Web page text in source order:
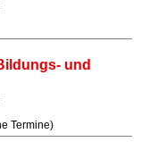
und
Termine)